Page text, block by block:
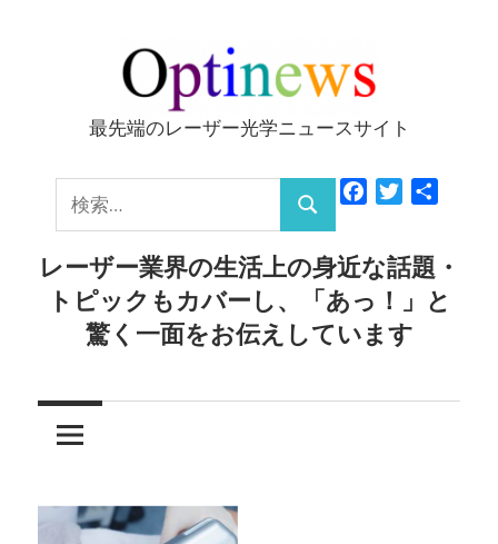
ッ
Optinews
最先端のレーザー光学ニュースサイト
索:
検
索
FacebookTwitter
レーザー業界の生活上の身近な話題・
トピックもカバーし、「あっ！」と
驚く一面をお伝えしています